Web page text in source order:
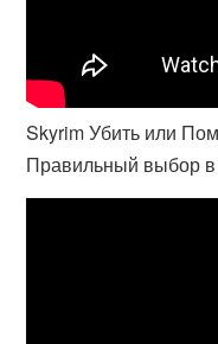
Skyrim Убить или
Правильный выбор в